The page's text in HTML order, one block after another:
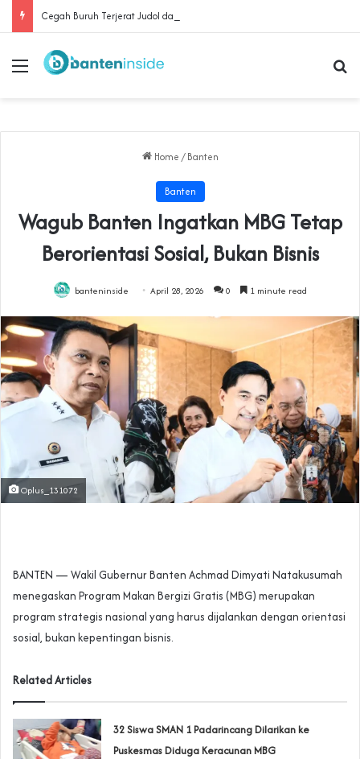
Menu
Home / Banten
Banten
Wagub Banten Ingatkan MBG Tetap
Berorientasi Sosial, Bukan Bisnis
banteninside April 28, 2026 0 1 minute read
Oplus_131072
BANTEN — Wakil Gubernur Banten Achmad Dimyati Natakusumah
menegaskan Program Makan Bergizi Gratis (MBG) merupakan
program strategis nasional yang harus dijalankan dengan orientasi
sosial, bukan kepentingan bisnis.
Related Articles
‎32 Siswa SMAN 1 Padarincang Dilarikan ke
Puskesmas Diduga Keracunan MBG